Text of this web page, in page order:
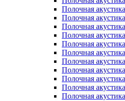
Полочная
Полочная
Полочная
Полочная
Полочная
Полочная
Полочная
Полочная
Полочная
Полочная
Полочная